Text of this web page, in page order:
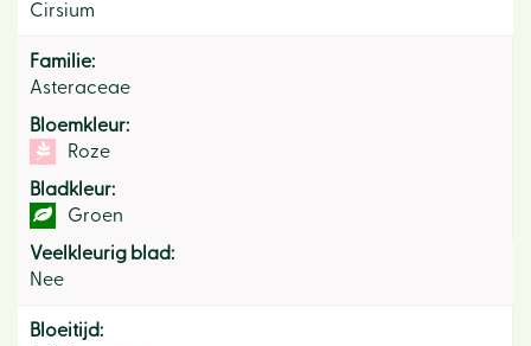
Cirsium
Familie:
Asteraceae
Bloemkleur:
Roze
Bladkleur:
Groen
Veelkleurig blad:
Nee
Bloeitijd: